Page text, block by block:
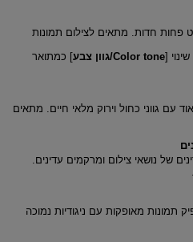
פחות חדות. מתאים לצילום תמונות
[Color tone/גוון צבע
] כמתואר
עם גווני כחול וירוק מלאי חיים. מתאים
של נושאי צילום ומרקמים עדינים.
תמונות מאופקות עם ניגודיות נמוכה